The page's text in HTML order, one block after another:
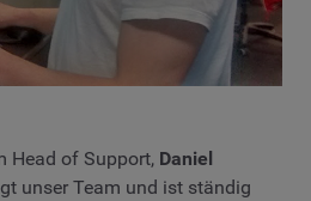
Head of Support, Daniel
unser Team und ist ständig